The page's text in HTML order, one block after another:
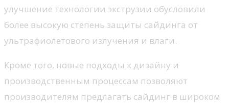
улучшение технологии экструзии обусловили
более высокую степень защиты сайдинга от
ультрафиолетового излучения и влаги.
Кроме того, новые подходы к дизайну и
производственным процессам позволяют
производителям предлагать сайдинг в широком